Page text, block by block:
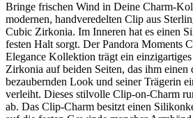
Bringe frischen Wind in Deine Charm-
modernen, handveredelten Clip aus
Cubic Zirkonia. Im Inneren hat es einen
festen Halt sorgt. Der Pandora Moments
Elegance Kollektion trägt ein
Zirkonia auf beiden Seiten, das ihm einen
bezaubernden Look und seiner Trägerin
verleiht. Dieses stilvolle Clip-on-Charm
ab. Das Clip-Charm besitzt einen